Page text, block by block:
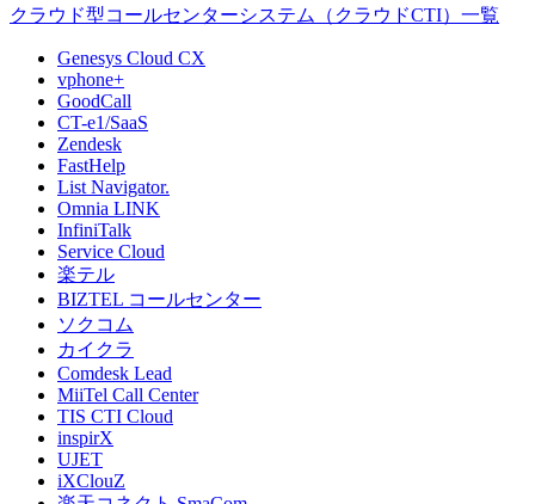
クラウド型コールセンターシステム（クラウドCTI）一覧
Genesys Cloud CX
vphone+
GoodCall
CT-e1/SaaS
Zendesk
FastHelp
List Navigator.
Omnia LINK
InfiniTalk
Service Cloud
楽テル
BIZTEL コールセンター
ソクコム
カイクラ
Comdesk Lead
MiiTel Call Center
TIS CTI Cloud
inspirX
UJET
iXClouZ